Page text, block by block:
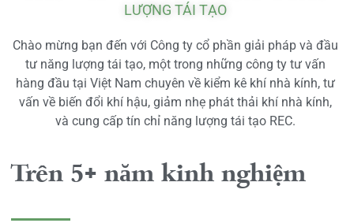
LƯỢNG TÁI TẠO
Chào mừng bạn đến với Công ty cổ phần giải pháp và đầu
tư năng lượng tái tạo, một trong những công ty tư vấn
hàng đầu tại Việt Nam chuyên về kiểm kê khí nhà kính, tư
vấn về biến đổi khí hậu, giảm nhẹ phát thải khí nhà kính,
và cung cấp tín chỉ năng lượng tái tạo REC.
Trên 5+ năm kinh nghiệm